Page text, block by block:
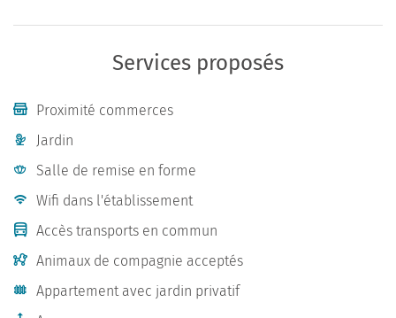
Services proposés
Proximité commerces
Jardin
Salle de remise en forme
Wifi dans l'établissement
Accès transports en commun
Animaux de compagnie acceptés
Appartement avec jardin privatif